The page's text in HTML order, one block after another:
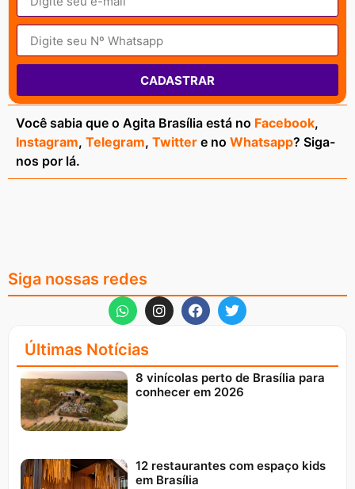
CADASTRAR
Você sabia que o Agita Brasília está no Facebook,
Instagram, Telegram, Twitter e no Whatsapp? Siga-
nos por lá.
Siga nossas redes
Últimas Notícias
8 vinícolas perto de Brasília para
conhecer em 2026
12 restaurantes com espaço kids
em Brasília